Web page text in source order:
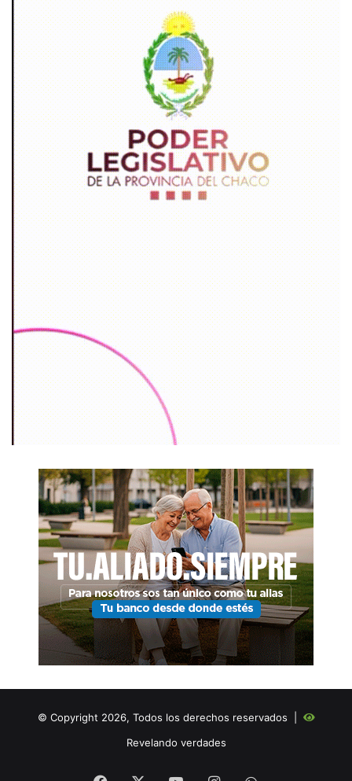
© Copyright 2026, Todos los derechos reservados |
Revelando verdades